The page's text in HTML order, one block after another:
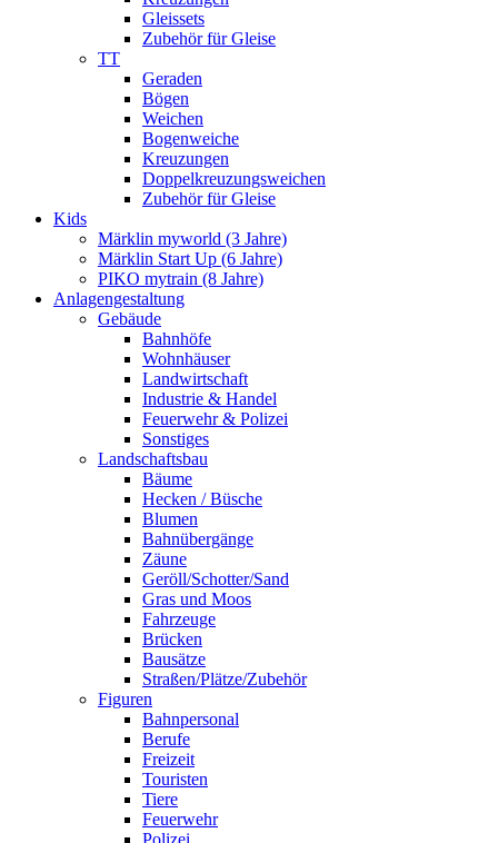
Gleissets
Zubehör für Gleise
TT
Geraden
Bögen
Weichen
Bogenweiche
Kreuzungen
Doppelkreuzungsweichen
Zubehör für Gleise
Kids
Märklin myworld (3 Jahre)
Märklin Start Up (6 Jahre)
PIKO mytrain (8 Jahre)
Anlagengestaltung
Gebäude
Bahnhöfe
Wohnhäuser
Landwirtschaft
Industrie & Handel
Feuerwehr & Polizei
Sonstiges
Landschaftsbau
Bäume
Hecken / Büsche
Blumen
Bahnübergänge
Zäune
Geröll/Schotter/Sand
Gras und Moos
Fahrzeuge
Brücken
Bausätze
Straßen/Plätze/Zubehör
Figuren
Bahnpersonal
Berufe
Freizeit
Touristen
Tiere
Feuerwehr
Polizei